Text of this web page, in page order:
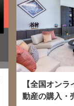
【全国オン
動産の購入・